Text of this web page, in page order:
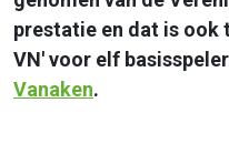
prestatie en dat is ook
VN' voor elf
Vanaken.